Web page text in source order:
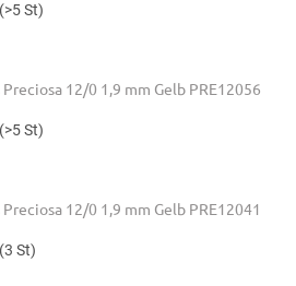
(>5 St)
12/0 1,9 mm Gelb PRE12056
(>5 St)
12/0 1,9 mm Gelb PRE12041
(3 St)